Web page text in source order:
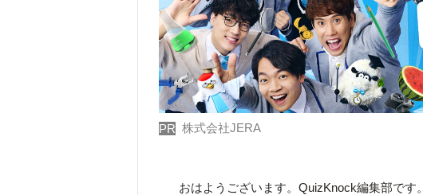
PR 株式会社JERA
おはようございます。QuizKnock編集部です。